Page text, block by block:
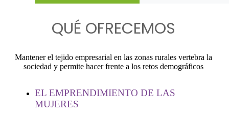
QUÉ OFRECEMOS
Mantener el tejido empresarial en las zonas rurales vertebra la
sociedad y permite hacer frente a los retos demográficos
EL EMPRENDIMIENTO DE LAS
MUJERES